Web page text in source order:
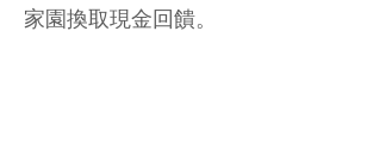
家園換取現金回饋。